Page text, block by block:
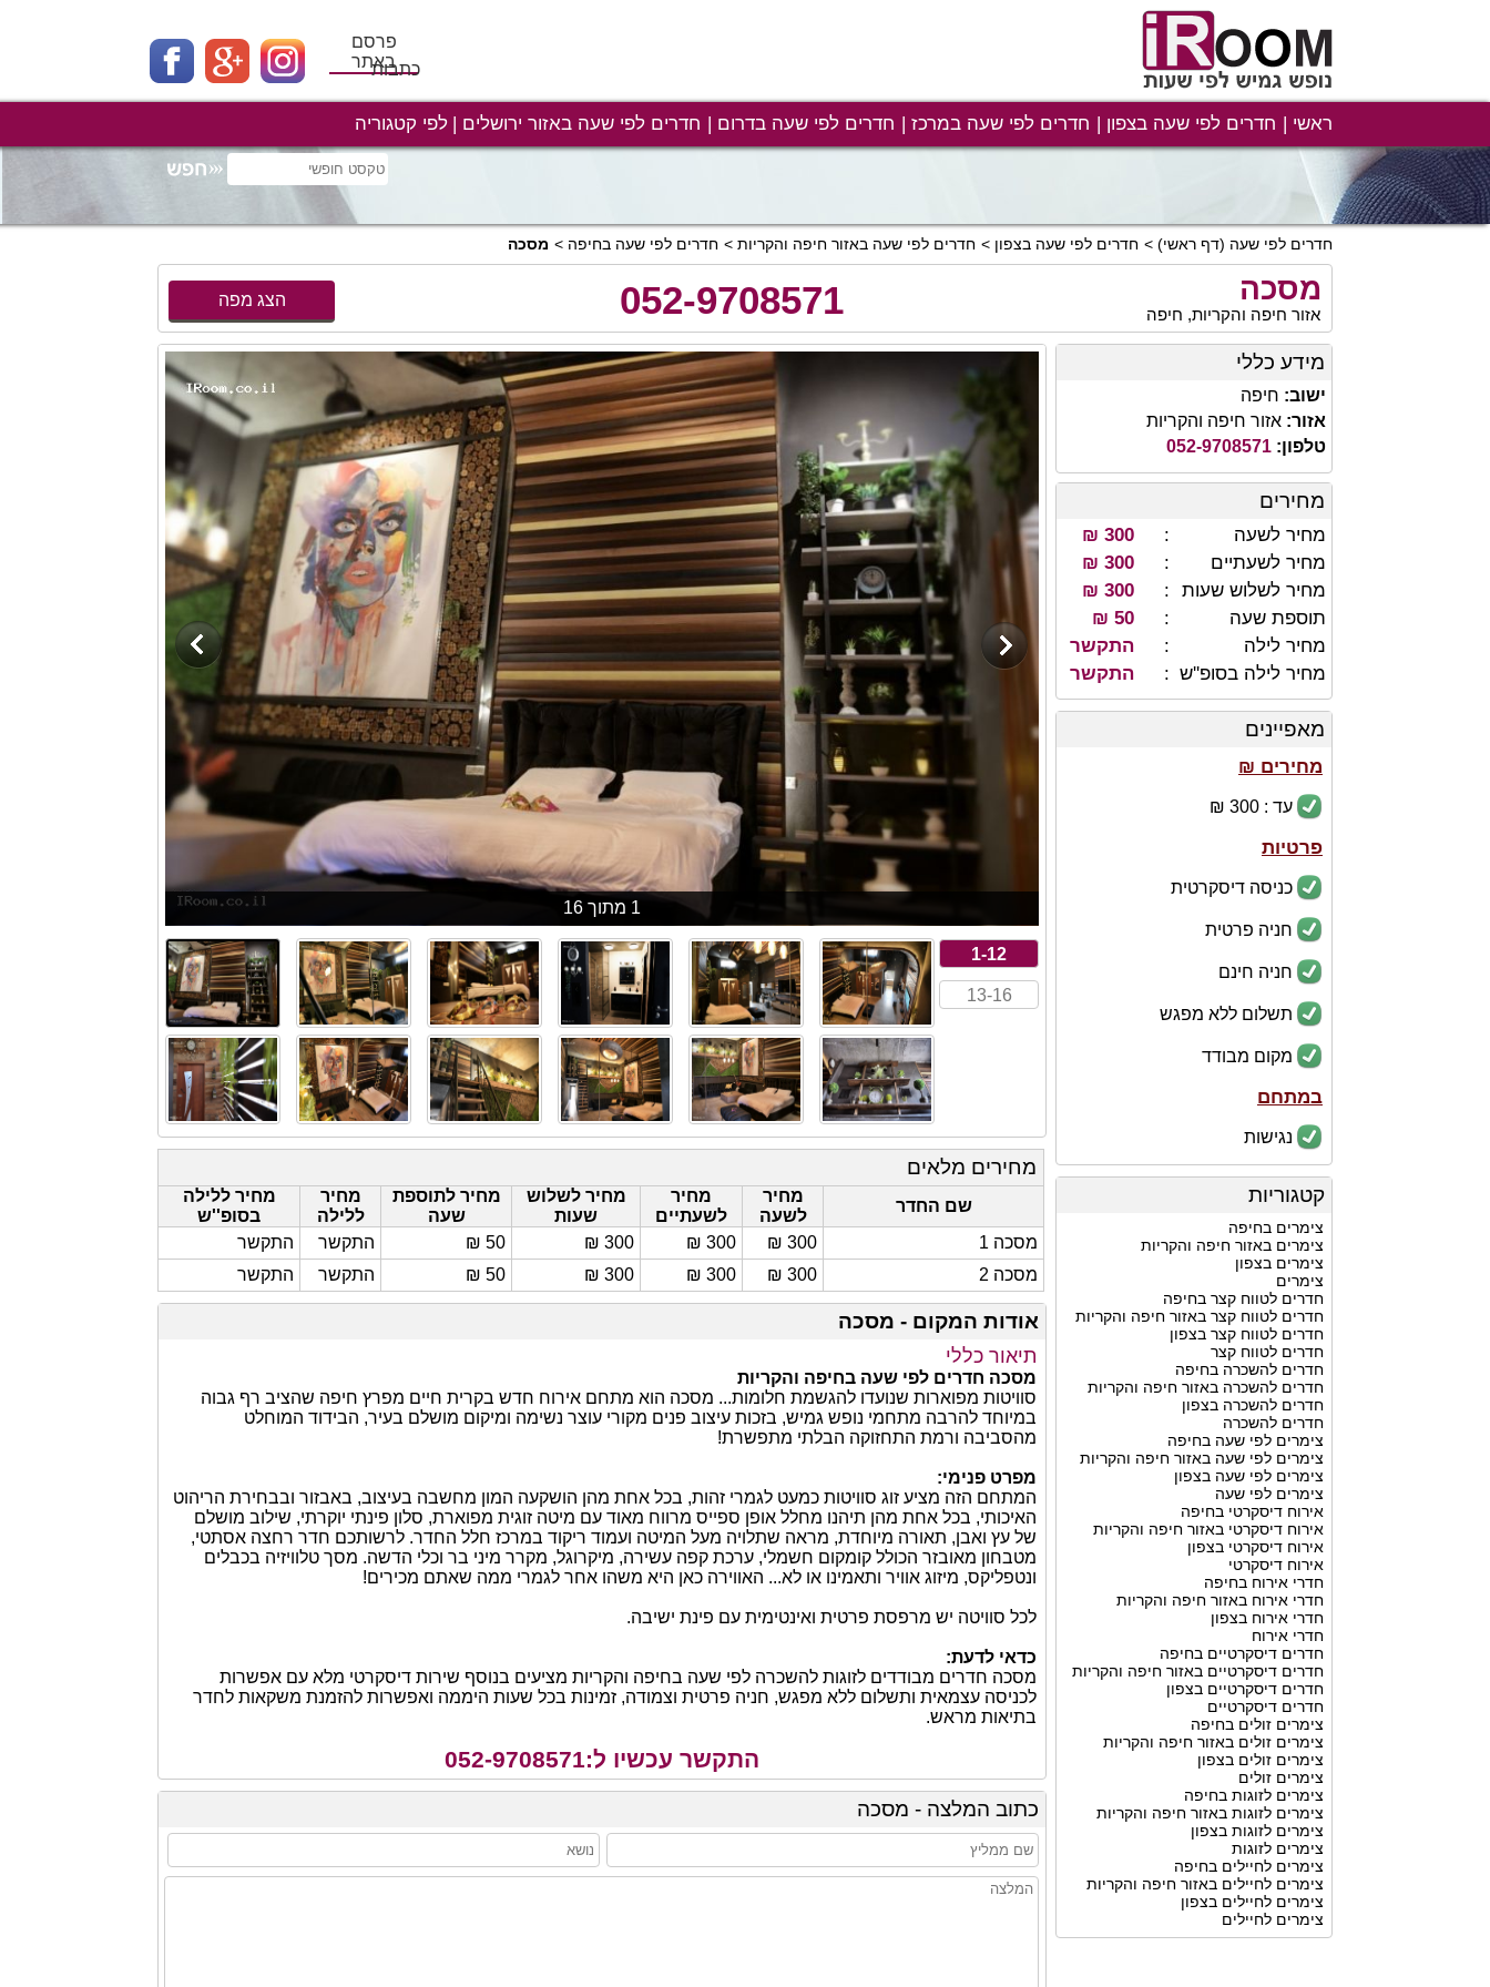
פרסם
באתרכתבות
ראשי חדרים לפי שעה בצפון חדרים לפי שעה במרכז חדרים לפי שעה בדרום חדרים לפי שעה באזור ירושלים לפי קטגוריה
חדרים לפי שעה (דף ראשי) חדרים לפי שעה בצפון חדרים לפי שעה באזור חיפה והקריות חדרים לפי שעה בחיפה מסכה
מסכה
אזור חיפה והקריות, חיפה 052-9708571 הצג מפה
1 מתוך 16
1-12
13-16
מחירים מלאים
שם החדר
מחיר
לשעה
מחיר
לשעתיים
מחיר לשלוש
שעות
מחיר לתוספת
שעה
מחיר
ללילה
מחיר ללילה
בסופ''ש
מסכה 1
300 ₪
300 ₪
300 ₪
50 ₪ התקשר
התקשר
מסכה 2
300 ₪
300 ₪
300 ₪
50 ₪ התקשר התקשר
אודות המקום - מסכה
תיאור כללי
מסכה חדרים לפי שעה בחיפה והקריות
סוויטות מפוארות שנועדו להגשמת חלומות... מסכה הוא מתחם אירוח חדש בקרית חיים מפרץ חיפה שהציב רף גבוה
במיוחד להרבה מתחמי נופש גמיש, בזכות עיצוב פנים מקורי עוצר נשימה ומיקום מושלם בעיר, הבידוד המוחלט
מהסביבה ורמת התחזוקה הבלתי מתפשרת!
מפרט פנימי:
המתחם הזה מציע זוג סוויטות כמעט לגמרי זהות, בכל אחת מהן הושקעה המון מחשבה בעיצוב, באבזור ובבחירת הריהוט
האיכותי, בכל אחת מהן תיהנו מחלל אופן ספייס מרווח מאוד עם מיטה זוגית מפוארת, סלון פינתי יוקרתי, שילוב מושלם
של עץ ואבן, תאורה מיוחדת, מראה שתלויה מעל המיטה ועמוד ריקוד במרכז חלל החדר. לרשותכם חדר רחצה אסתטי,
מטבחון מאובזר הכולל קומקום חשמלי, ערכת קפה עשירה, מיקרוגל, מקרר מיני בר וכלי הדשה. מסך טלוויזיה בכבלים
ונטפליקס, מיזוג אוויר ותאמינו או לא... האווירה כאן היא משהו אחר לגמרי ממה שאתם מכירים!
לכל סוויטה יש מרפסת פרטית ואינטימית עם פינת ישיבה.
כדאי לדעת:
מסכה חדרים מבודדים לזוגות להשכרה לפי שעה בחיפה והקריות מציעים בנוסף שירות דיסקרטי מלא עם אפשרות
לכניסה עצמאית ותשלום ללא מפגש, חניה פרטית וצמודה, זמינות בכל שעות היממה ואפשרות להזמנת משקאות לחדר
בתיאות מראש.
התקשר עכשיו ל:052-9708571
כתוב המלצה - מסכה
מידע כללי
ישוב: חיפה
אזור: אזור חיפה והקריות
טלפון: 052-9708571
מחירים
מחיר לשעה
300 ₪
מחיר לשעתיים
300 ₪
מחיר לשלוש שעות
300 ₪
תוספת שעה
50 ₪
מחיר לילה
התקשר
מחיר לילה בסופ''ש
התקשר
מאפיינים
מחירים ₪
עד : 300 ₪
פרטיות
כניסה דיסקרטית
חניה פרטית
חניה חינם
תשלום ללא מפגש
מקום מבודד
במתחם
נגישות
קטגוריות
צימרים בחיפה
צימרים באזור חיפה והקריות
צימרים בצפון
צימרים
חדרים לטווח קצר בחיפה
חדרים לטווח קצר באזור חיפה והקריות
חדרים לטווח קצר בצפון
חדרים לטווח קצר
חדרים להשכרה בחיפה
חדרים להשכרה באזור חיפה והקריות
חדרים להשכרה בצפון
חדרים להשכרה
צימרים לפי שעה בחיפה
צימרים לפי שעה באזור חיפה והקריות
צימרים לפי שעה בצפון
צימרים לפי שעה
אירוח דיסקרטי בחיפה
אירוח דיסקרטי באזור חיפה והקריות
אירוח דיסקרטי בצפון
אירוח דיסקרטי
חדרי אירוח בחיפה
חדרי אירוח באזור חיפה והקריות
חדרי אירוח בצפון
חדרי אירוח
חדרים דיסקרטיים בחיפה
חדרים דיסקרטיים באזור חיפה והקריות
חדרים דיסקרטיים בצפון
חדרים דיסקרטיים
צימרים זולים בחיפה
צימרים זולים באזור חיפה והקריות
צימרים זולים בצפון
צימרים זולים
צימרים לזוגות בחיפה
צימרים לזוגות באזור חיפה והקריות
צימרים לזוגות בצפון
צימרים לזוגות
צימרים לחיילים בחיפה
צימרים לחיילים באזור חיפה והקריות
צימרים לחיילים בצפון
צימרים לחיילים